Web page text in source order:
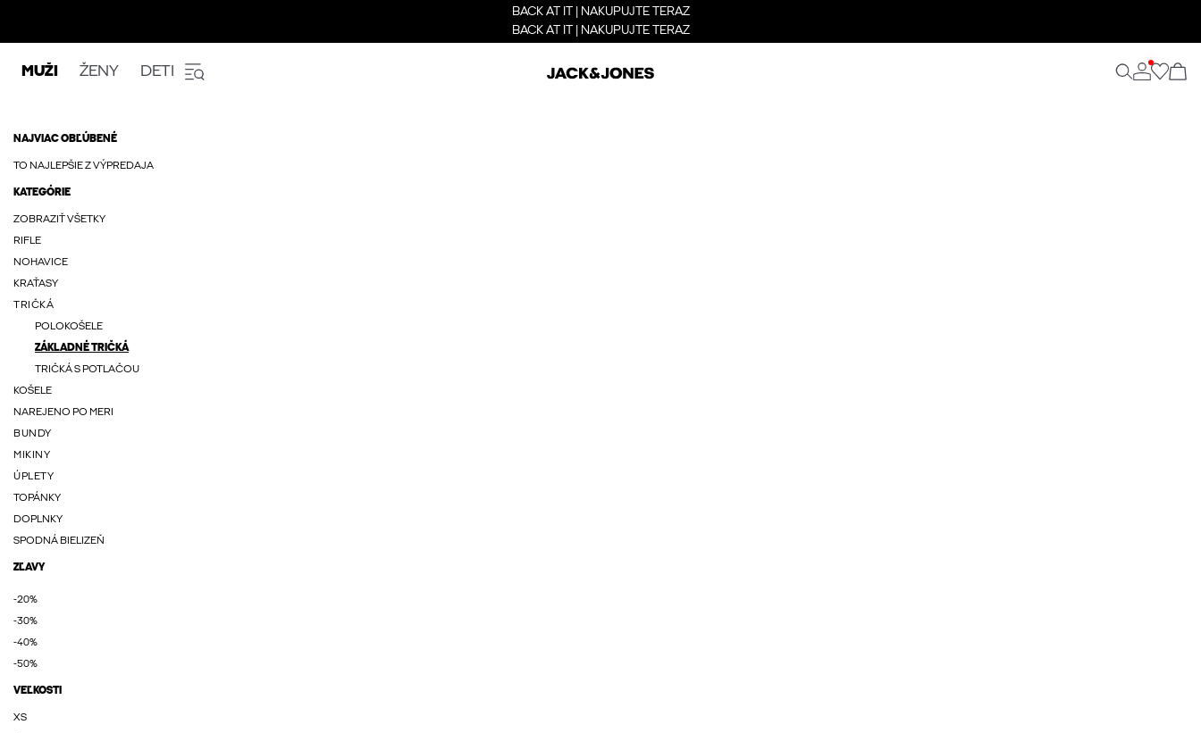
BACK AT IT | NAKUPUJTE TERAZ
BACK AT IT | NAKUPUJTE TERAZ
MUŽI ŽENY DETI
NAJVIAC OBĽÚBENÉ
TO NAJLEPŠIE Z VÝPREDAJA
KATEGÓRIE
ZOBRAZIŤ VŠETKY
RIFLE
NOHAVICE
KRAŤASY
TRIČKÁ
POLOKOŠELE
ZÁKLADNÉ TRIČKÁ
TRIČKÁ S POTLAČOU
KOŠELE
NAREJENO PO MERI
BUNDY
MIKINY
ÚPLETY
TOPÁNKY
DOPLNKY
SPODNÁ BIELIZEŇ
ZĽAVY
-20%
-30%
-40%
-50%
VEĽKOSTI
XS